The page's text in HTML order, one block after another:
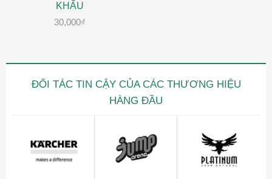
KHẤU
30,000₫
ĐỐI TÁC TIN CẬY CỦA CÁC THƯƠNG HIỆU
HÀNG ĐẦU